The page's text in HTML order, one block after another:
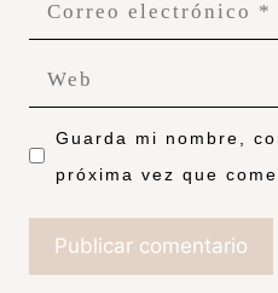
Guarda mi nombre,
próxima vez que